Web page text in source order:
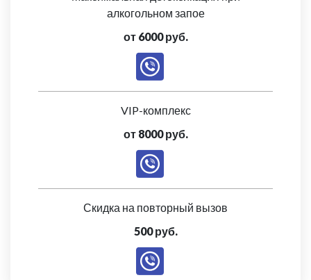
алкогольном запое
от 6000 руб.
VIP-комплекс
от 8000 руб.
Скидка на повторный вызов
500 руб.